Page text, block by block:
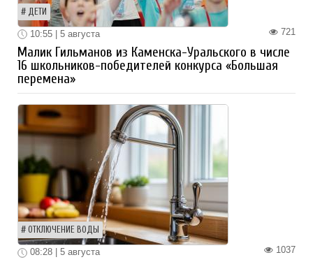
ДЕТИ
721
10:55 | 5 августа
Малик Гильманов из Каменска-Уральского в числе
16 школьников-победителей конкурса «Большая
перемена»
ОТКЛЮЧЕНИЕ ВОДЫ
1037
08:28 | 5 августа